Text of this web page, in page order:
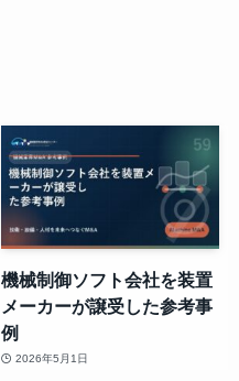
機械制御ソフト会社を装置
メーカーが譲受した参考事
例
2026年5月1日